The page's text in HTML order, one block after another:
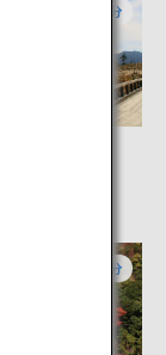
大分
大分